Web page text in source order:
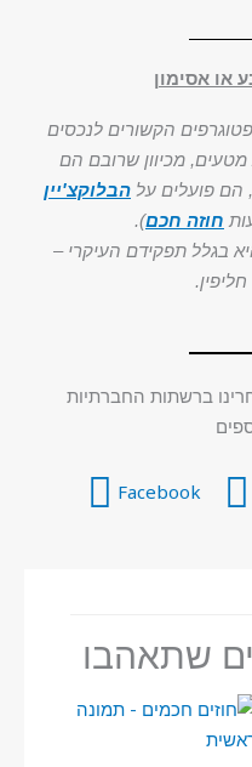
או אסימון
הקשורים לנכסים
מכיוון שרובם הם
הבלוקצ'יין
חוזה חכם).
בגלל תפקידם העיקרי –
ברשתות החברתיות
Facebook
שתאהבו